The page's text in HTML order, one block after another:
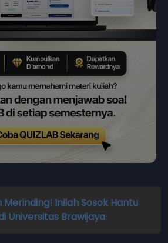
Merinding! Inilah Sosok Hantu
Universitas Brawijaya